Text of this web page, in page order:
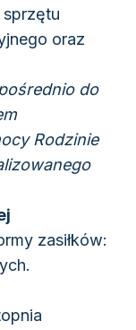
sprzętu
oraz
do
Rodzinie
zasiłków: